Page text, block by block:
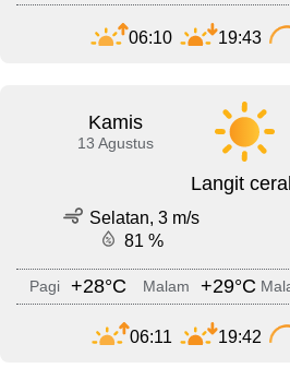
06:10 19:43
Kamis
13 Agustus
Langit
Selatan, 3 m/s
81 %
Pagi +28°C Malam +29°C
06:11 19:42